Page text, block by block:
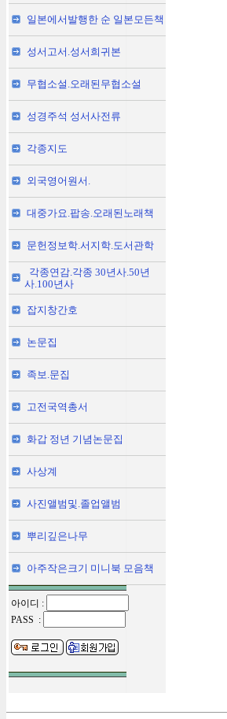
일본에서발행한 순 일본모든책
성서고서.성서희귀본
무협소설.오래된무협소설
성경주석 성서사전류
각종지도
외국영어원서.
대중가요.팝송.오래된노래책
문헌정보학.서지학.도서관학
각종연감.각종 30년사.50년
사.100년사
잡지창간호
논문집
족보.문집
고전국역총서
화갑 정년 기념논문집
사상계
사진앨범및.졸업앨범
뿌리깊은나무
아주작은크기 미니북 모음책
아이디 :
PASS :